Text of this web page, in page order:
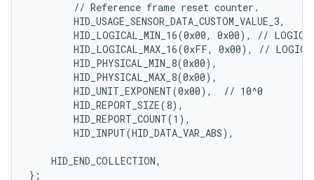
        // Reference frame reset counter.
        HID_USAGE_SENSOR_DATA_CUSTOM_VALUE_3,
HID_LOGICAL_MIN_16(0x00, 0x00), //
HID_LOGICAL_MAX_16(0xFF, 0x00), //
        HID_PHYSICAL_MIN_8(0x00),
        HID_PHYSICAL_MAX_8(0x00),
        HID_UNIT_EXPONENT(0x00),  // 10^0
        HID_REPORT_SIZE(8),
        HID_REPORT_COUNT(1),
        HID_INPUT(HID_DATA_VAR_ABS),
    HID_END_COLLECTION,